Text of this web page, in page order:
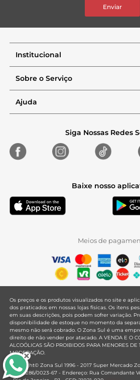
Enviar
Institucional
Sobre o Serviço
Ajuda
Siga Nossas Redes
Baixe nosso
Meios de
Os preços e os produtos visualizados no site e
dos praticados em nossas lojas físicas. Os itens
em suas descrições, pois podem sofrer variação.
disponibilidade de estoque no momento da
mesmo não será cobrado. O Zona Sul é uma
direito de não vender por atacado. A VENDA E O
ALCOÓLICAS SÃO PROIBIDOS PARA MENORES DE
MODERAÇÃO.
Copyright© Zona Sul 1996 - 2017 Super Mercado
33.381.286/0023-67 - Endereço: Rua Comandante